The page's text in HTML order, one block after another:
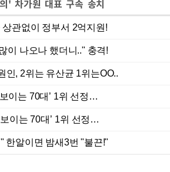
' 차가원 대표 구속 송치